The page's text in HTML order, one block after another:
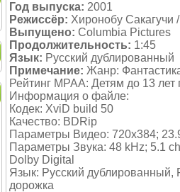
Год выпуска: 2001
Режиссёр: Хиронобу Сакагучи
Выпущено: Columbia Pictures
Продолжительность: 1:45
Язык: Русский дублированный
Примечание: Жанр:
Рейтинг MPAA: Детям до 13
Информация о файле:
Кодек: XviD build 50
Качество: BDRip
Параметры Видео: 720x384;
Параметры Звука: 48 kHz; 5.1
Dolby Digital
Язык: Русский
дорожка